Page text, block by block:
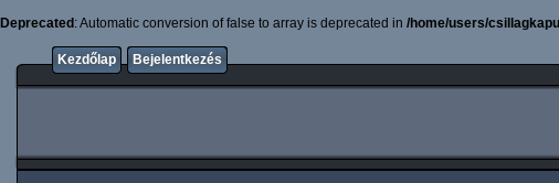
Deprecated : Automatic conversion of false to array is deprecated in /home/users/
Kezdőlap Bejelentkezés